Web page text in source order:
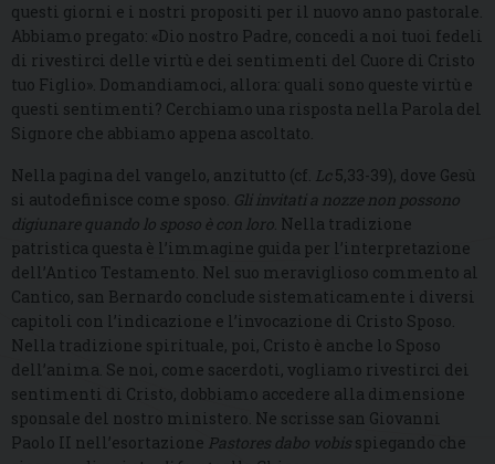
questi giorni e i nostri propositi per il nuovo anno pastorale.
Abbiamo pregato: «Dio nostro Padre, concedi a noi tuoi fedeli
di rivestirci delle virtù e dei sentimenti del Cuore di Cristo
tuo Figlio». Domandiamoci, allora: quali sono queste virtù e
questi sentimenti? Cerchiamo una risposta nella Parola del
Signore che abbiamo appena ascoltato.
Nella pagina del vangelo, anzitutto (cf. Lc5,33-39), dove Gesù
si autodefinisce come sposo. Gli invitati a nozze non possono
digiunare quando lo sposo è con loro. Nella tradizione
patristica questa è l’immagine guida per l’interpretazione
dell’Antico Testamento. Nel suo meraviglioso commento al
Cantico, san Bernardo conclude sistematicamente i diversi
capitoli con l’indicazione e l’invocazione di Cristo Sposo.
Nella tradizione spirituale, poi, Cristo è anche lo Sposo
dell’anima. Se noi, come sacerdoti, vogliamo rivestirci dei
sentimenti di Cristo, dobbiamo accedere alla dimensione
sponsale del nostro ministero. Ne scrisse san Giovanni
Paolo II nell’esortazione Pastores dabo vobis spiegando che